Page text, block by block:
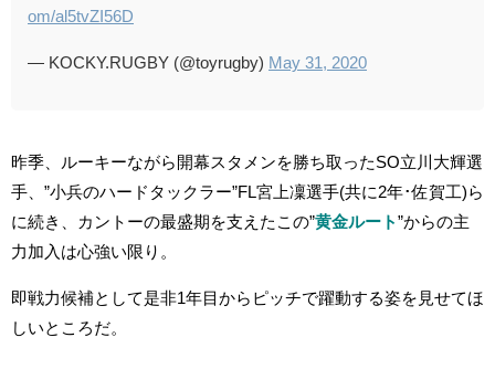
om/al5tvZI56D
— KOCKY.RUGBY (@toyrugby) May 31, 2020
昨季、ルーキーながら開幕スタメンを勝ち取ったSO立川大輝選
手、”小兵のハードタックラー”FL宮上凜選手(共に2年･佐賀工)ら
に続き、カントーの最盛期を支えたこの”黄金ルート ”からの主
力加入は心強い限り。
即戦力候補として是非1年目からピッチで躍動する姿を見せてほ
しいところだ。